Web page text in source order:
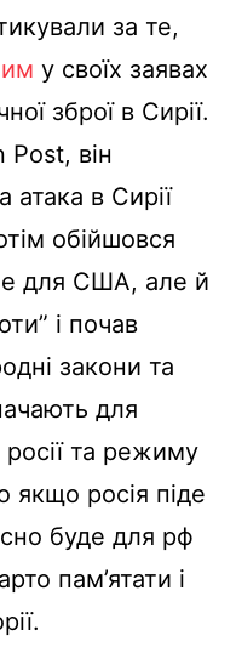
за те,
у своїх заявах
зброї в Сирії.
він
атака в Сирії
обійшовся
для США, але й
і почав
закони та
для
та режиму
якщо росія піде
буде для рф
пам’ятати і